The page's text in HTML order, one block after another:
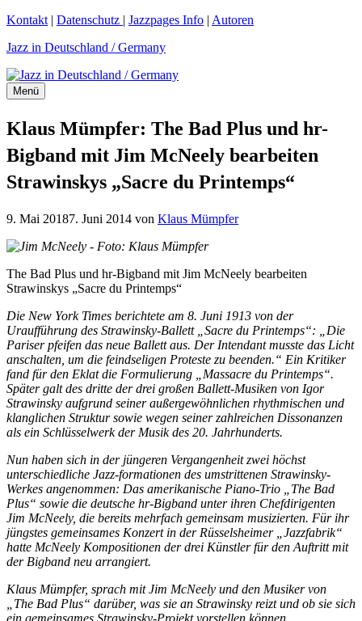
Zum
springen
Kontakt | Datenschutz | Jazzpages Info | Autoren
Jazz in Deutschland / Germany
Menü
Klaus Mümpfer: The Bad Plus und hr-
Bigband mit Jim McNeely bearbeiten
Strawinskys „Sacre du Printemps“
9. Mai 20187. Juni 2014 von Klaus Mümpfer
The Bad Plus und hr-Bigband mit Jim McNeely bearbeiten
Strawinskys „Sacre du Printemps“
Die New York Times berichtete am 8. Juni 1913 von der
Uraufführung des Strawinsky-Ballett „Sacre du Printemps“: „Die
Pariser pfeifen das neue Ballett aus. Der Intendant musste das Licht
anschalten, um die feindseligen Proteste zu beenden.“ Ein Kritiker
fand für den Eklat die Formulierung „Massacre du Printemps“.
Später galt des dritte der drei großen Ballett-Musiken von Igor
Strawinsky aufgrund seiner außergewöhnlichen rhythmischen und
klanglichen Struktur sowie wegen seiner zahlreichen Dissonanzen
als ein Schlüsselwerk der Musik des 20. Jahrhunderts.
Nun haben sich in der jüngeren Vergangenheit zwei höchst
unterschiedliche Jazz-formationen des umstrittenen Strawinsky-
Werkes angenommen: Das amerikanische Piano-Trio „The Bad
Plus“ sowie die deutsche hr-Bigband unter ihren Chefdirigenten
Jim McNeely, die bereits mehrfach gemeinsam musizierten. Für ihr
jüngstes gemeinsames Konzert in der Rüsselsheimer „Jazzfabrik“
hatte McNeely Kompositionen der drei Künstler für den Auftritt mit
der Bigband neu arrangiert.
Klaus Mümpfer, sprach mit Jim McNeely und den Musiker von
„The Bad Plus“ darüber, was sie an Strawinsky reizt und ob sie sich
ein gemeinsames Strawinsky-Projekt vorstellen können.